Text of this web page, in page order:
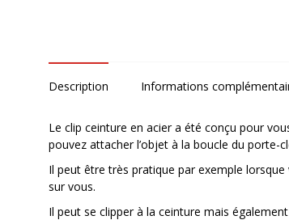
Description Informations
Le clip ceinture en acier a été conçu pour
pouvez attacher l’objet à la boucle du porte-
Il peut être très pratique par exemple
sur vous.
Il peut se clipper à la ceinture mais